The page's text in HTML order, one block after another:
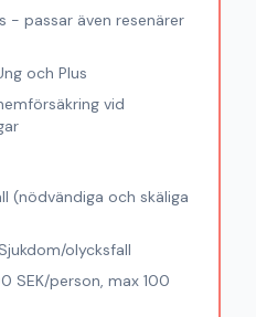
- passar även resenärer
och Plus
vid
(nödvändiga och skäliga
olycksfall
SEK/person, max 100